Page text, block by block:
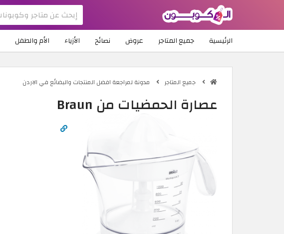
الرئيسية جميع المتاجر عروض نصائح الأزياء الأم والطفل
جميع المتاجر مدونة لمراجعة افضل المنتجات والبضائع في الاردن
عصارة الحمضيات من Braun